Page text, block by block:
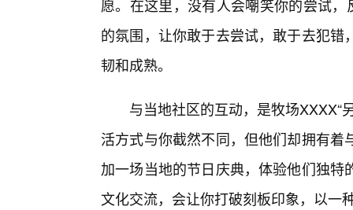
愿。在这里，没有人会嘲笑你的尝试
的氛围，让你敢于去尝试，敢于去犯
韧和成熟。
与当地社区的互动，是牧场XXXX“
活方式与你截然不同，但他们却拥有
加一场当地的节日庆典，体验他们独
文化交流，会让你打破刻板印象，以一